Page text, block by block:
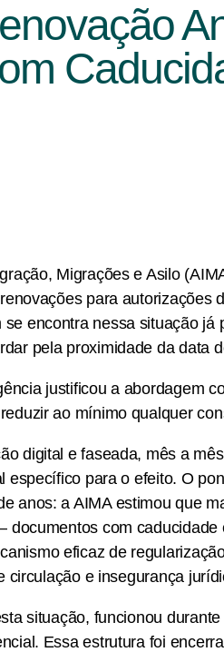
Migrações e Asilo
para autorizações
encontra nessa situação
pela proximidade da data
justificou a abordagem
ao mínimo qualquer
digital e faseada, mês a
específico para o efeito. O
anos: a AIMA estimou que
documentos com
eficaz de
circulação e insegurança
situação, funcionou
Essa estrutura foi